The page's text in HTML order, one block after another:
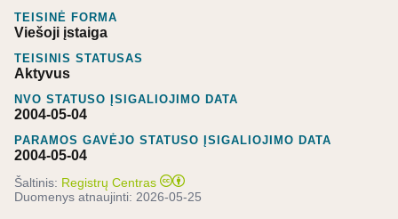
TEISINĖ FORMA
Viešoji įstaiga
TEISINIS STATUSAS
Aktyvus
NVO STATUSO ĮSIGALIOJIMO DATA
2004-05-04
PARAMOS GAVĖJO STATUSO ĮSIGALIOJIMO DATA
2004-05-04
Šaltinis: Registrų Centras
Duomenys atnaujinti: 2026-05-25